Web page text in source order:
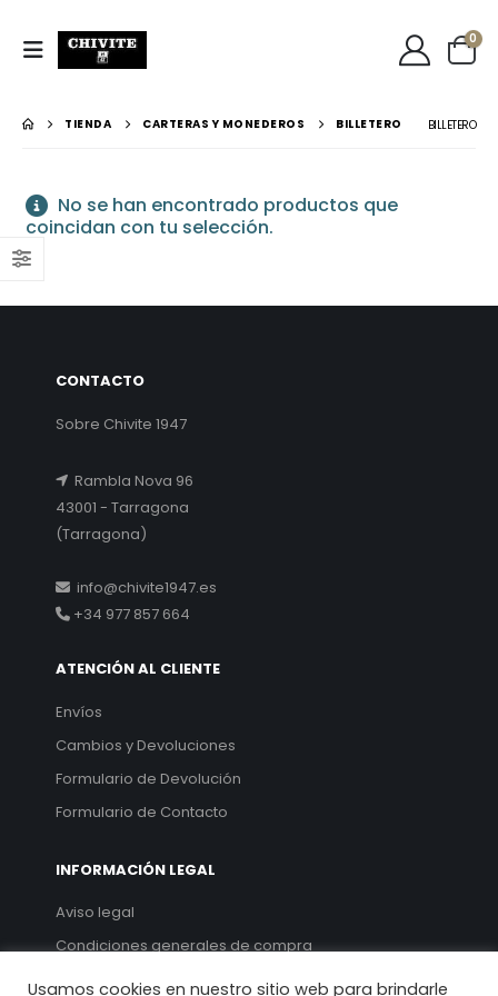
0
BILLETERO
TIENDA CARTERAS Y MONEDEROS BILLETERO
No se han encontrado productos que
coincidan con tu selección.
CONTACTO
Sobre Chivite 1947
Rambla Nova 96
43001 - Tarragona
(Tarragona)
info@chivite1947.es
+34 977 857 664
ATENCIÓN AL CLIENTE
Envíos
Cambios y Devoluciones
Formulario de Devolución
Formulario de Contacto
INFORMACIÓN LEGAL
Aviso legal
Condiciones generales de compra
Política de privacidad
Usamos cookies en nuestro sitio web para brindarle